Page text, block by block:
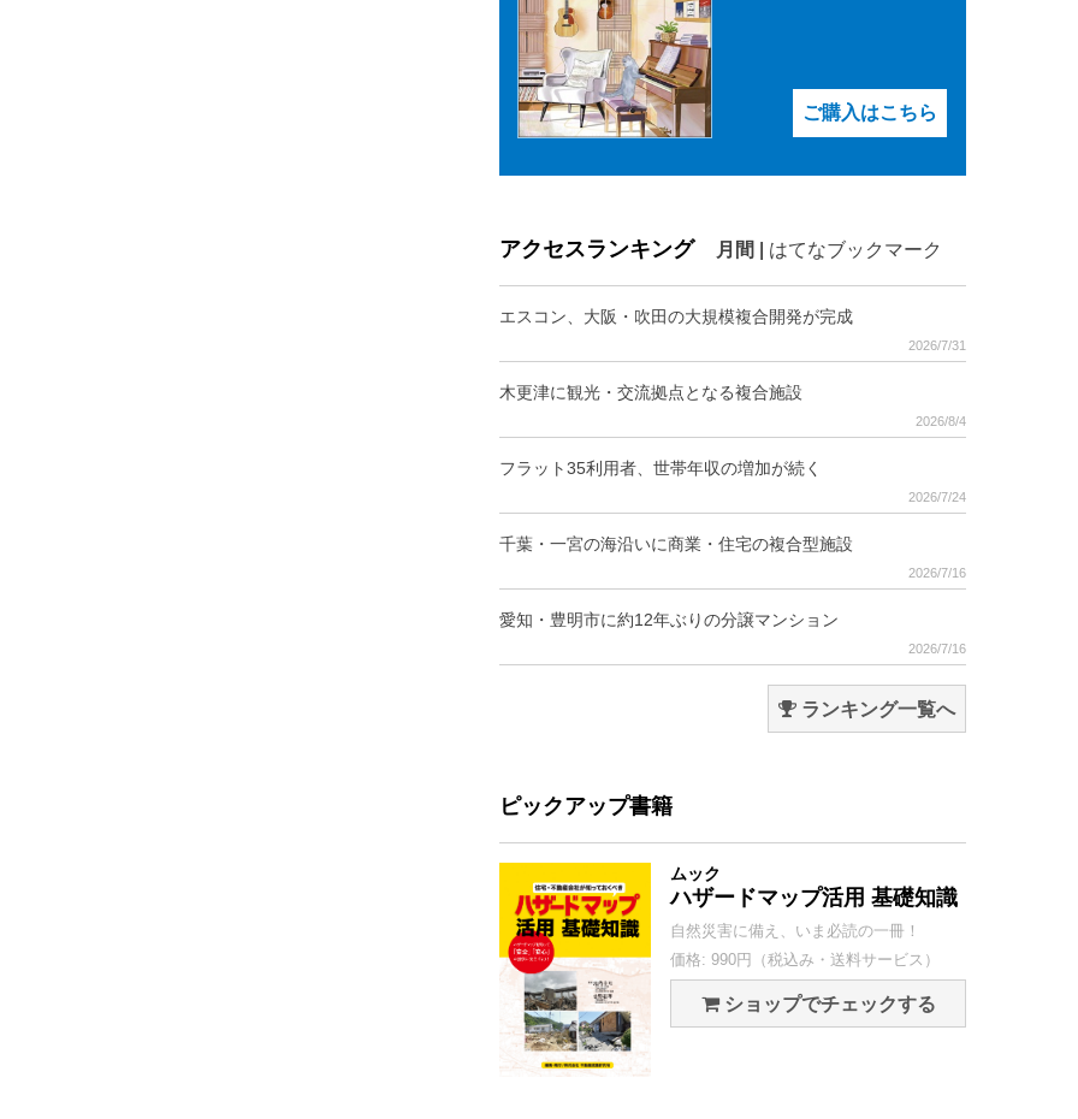
ご購入はこちら
アクセスランキング 月間 はてなブックマーク
エスコン、大阪・吹田の大規模複合開発が完成
2026/7/31
木更津に観光・交流拠点となる複合施設
2026/8/4
フラット35利用者、世帯年収の増加が続く
2026/7/24
千葉・一宮の海沿いに商業・住宅の複合型施設
2026/7/16
愛知・豊明市に約12年ぶりの分譲マンション
2026/7/16
ランキング一覧へ
ピックアップ書籍
ムック
ハザードマップ活用 基礎知識
自然災害に備え、いま必読の一冊！
価格: 990円（税込み・送料サービス）
ショップでチェックする